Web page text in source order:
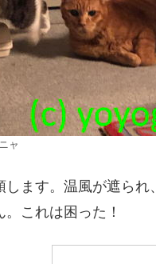
ャ
ます。温風が遮ら
これは困った！